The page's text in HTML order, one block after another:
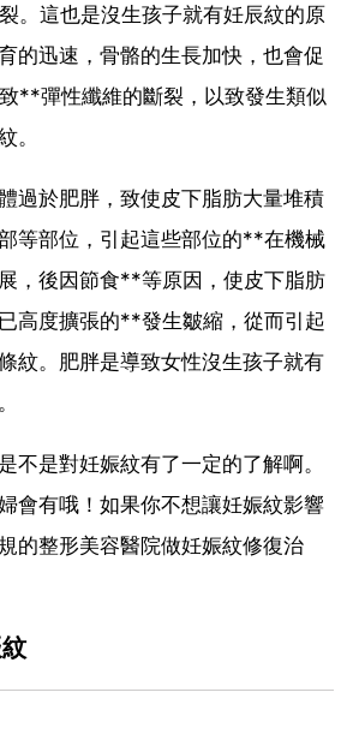
。這也是沒生孩子就有妊辰紋的原
的迅速，骨骼的生長加快，也會促
**彈性纖維的斷裂，以致發生類似
。
過於肥胖，致使皮下脂肪大量堆積
等部位，引起這些部位的**在機械
，後因節食**等原因，使皮下脂肪
高度擴張的**發生皺縮，從而引起
紋。肥胖是導致女性沒生孩子就有
不是對妊娠紋有了一定的了解啊。
會有哦！如果你不想讓妊娠紋影響
的整形美容醫院做妊娠紋修復治